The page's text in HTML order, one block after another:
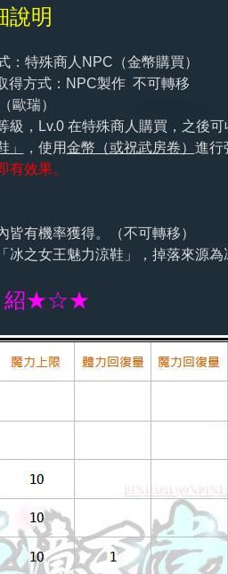
說明
：特殊商人NPC （金幣購買）
得方式：NPC製作 不可轉移
歐瑞）
級，Lv.0 在特殊商人購買，之後可
，使用金幣（或祝武房卷） 進行
效果。
有機率獲得。（不可轉移）
之女王魅力涼鞋」，掉落來源為
紹★☆★